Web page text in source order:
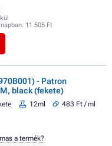
11 505 Ft
- Patron
black (fekete)
12ml
483 Ft / ml
a termék?